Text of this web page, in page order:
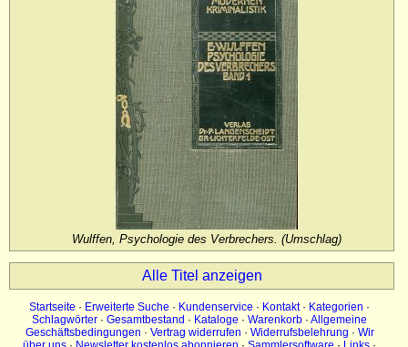
Wulffen, Psychologie des Verbrechers. (Umschlag)
Alle Titel anzeigen
Startseite · Erweiterte Suche · Kundenservice · Kontakt· Kategorien ·
Schlagwörter · Gesamtbestand · Kataloge · Warenkorb · Allgemeine
Geschäftsbedingungen · Vertrag widerrufen · Widerrufsbelehrung · Wir